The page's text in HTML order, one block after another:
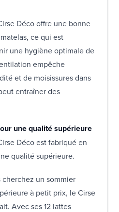
Déco offre une bonne
ce qui est
une hygiène optimale de
empêche
et de moisissures dans
entraîner des
une qualité supérieure
Déco est fabriqué en
qualité supérieure.
un sommier
à petit prix, le Cirse
Avec ses 12 lattes